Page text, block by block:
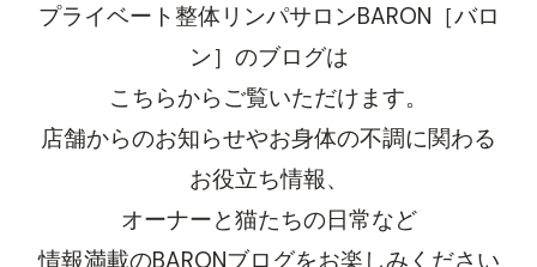
プライベート整体リンパサロンBARON［バロ
ン］のブログは
こちらからご覧いただけます。
店舗からのお知らせやお身体の不調に関わる
お役立ち情報、
オーナーと猫たちの日常など
情報満載のBARONブログをお楽しみください